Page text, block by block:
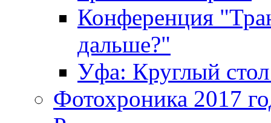
Конференция
дальше?"
Уфа: Круглый
Фотохроника 2017